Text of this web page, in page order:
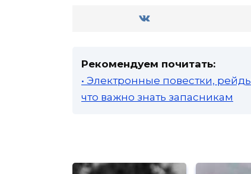
Рекомендуем почитать:
• Электронные повестки,
что важно знать запасникам